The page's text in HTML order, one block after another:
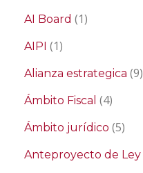
AI Board (1)
AIPI (1)
Alianza estrategica (9)
Ámbito Fiscal (4)
Ámbito jurídico (5)
Anteproyecto de Ley